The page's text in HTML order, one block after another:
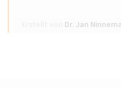
Dr. Jan